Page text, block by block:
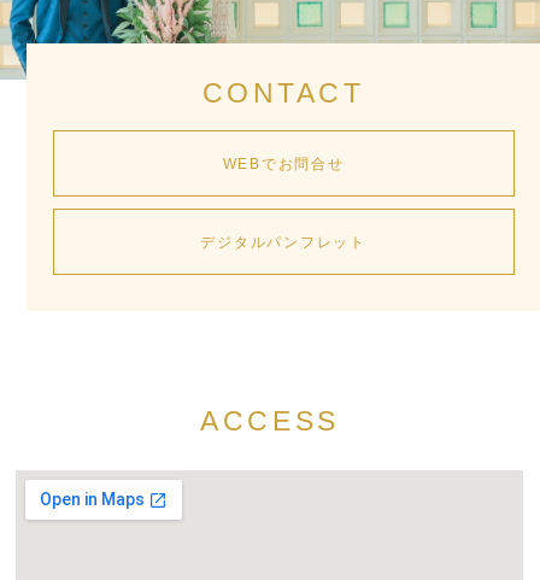
CONTACT
WEBでお問合せ
デジタルパンフレット
ACCESS